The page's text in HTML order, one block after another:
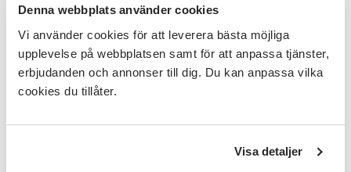
Denna webbplats använder cookies
Vi använder cookies för att leverera bästa möjliga
upplevelse på webbplatsen samt för att anpassa tjänster,
erbjudanden och annonser till dig. Du kan anpassa vilka
cookies du tillåter.
Visa detaljer
anhöriga, bland annat tecken som stöd,
läsombudsutbildning, självhjälpsgrupper och
ämneskunskap.